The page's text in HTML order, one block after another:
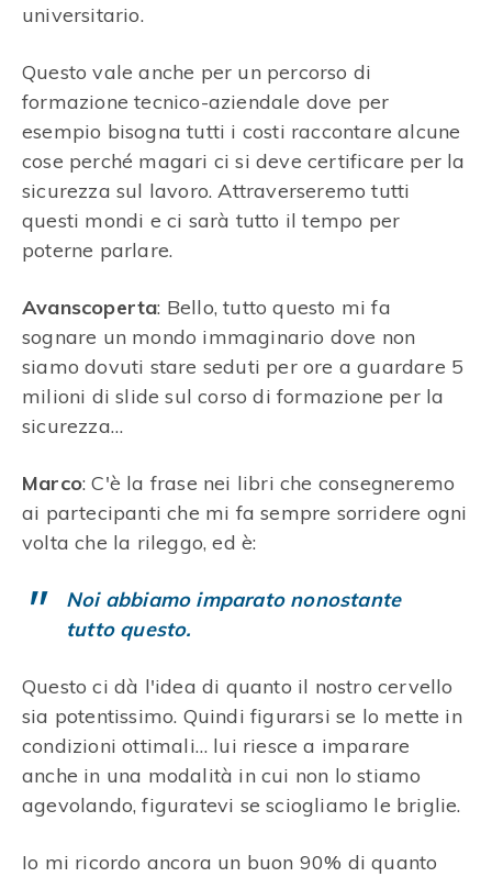
universitario.
Questo vale anche per un percorso di
formazione tecnico-aziendale dove per
esempio bisogna tutti i costi raccontare alcune
cose perché magari ci si deve certificare per la
sicurezza sul lavoro. Attraverseremo tutti
questi mondi e ci sarà tutto il tempo per
poterne parlare.
Avanscoperta: Bello, tutto questo mi fa
sognare un mondo immaginario dove non
siamo dovuti stare seduti per ore a guardare 5
milioni di slide sul corso di formazione per la
sicurezza…
Marco: C'è la frase nei libri che consegneremo
ai partecipanti che mi fa sempre sorridere ogni
volta che la rileggo, ed è:
Noi abbiamo imparato nonostante
tutto questo.
Questo ci dà l'idea di quanto il nostro cervello
sia potentissimo. Quindi figurarsi se lo mette in
condizioni ottimali… lui riesce a imparare
anche in una modalità in cui non lo stiamo
agevolando, figuratevi se sciogliamo le briglie.
Io mi ricordo ancora un buon 90% di quanto